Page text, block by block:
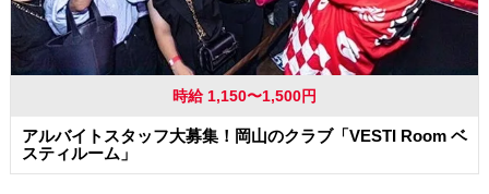
時給 1,150〜1,500円
アルバイトスタッフ大募集！岡山のクラブ「VESTI Room ベ
スティルーム」